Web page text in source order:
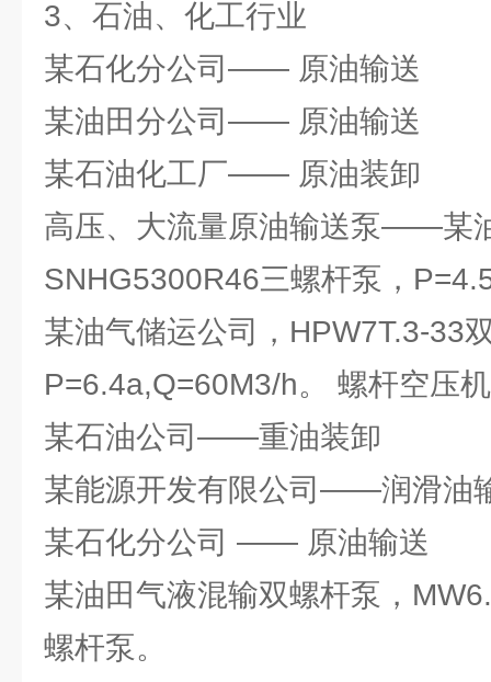
3、石油、化工行业
某石化分公司—— 原油输送
某油田分公司—— 原油输送
某石油化工厂—— 原油装卸
高压、大流量原油输送泵——某
SNHG5300R46三螺杆泵，
某油气储运公司，HPW7T.3-33
P=6.4a,Q=60M3/h。 螺杆空压
某石油公司——重油装卸
某能源开发有限公司——润滑油
某石化分公司 —— 原油输送
某油田气液混输双螺杆泵，
螺杆泵。